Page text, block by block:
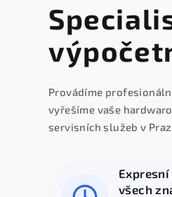
Provádíme
vyřešíme vaše
servisních služeb v
všech